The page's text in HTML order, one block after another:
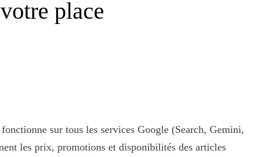
place
sur tous les services Google (Search, Gemini,
les prix, promotions et disponibilités des articles